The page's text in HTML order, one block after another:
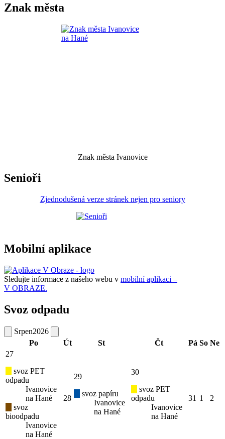
Znak města
Znak města Ivanovice
Senioři
Zjednodušená verze stránek nejen pro seniory
Mobilní aplikace
Sledujte informace z našeho webu v mobilní aplikaci –
V OBRAZE.
Svoz odpadu
Srpen2026
Po
Út St Čt Pá So Ne
27
svoz PET
odpadu
Ivanovice
na Hané
svoz
bioodpadu
Ivanovice
na Hané
28
29
svoz papíru
Ivanovice
na Hané
30
svoz PET
odpadu
Ivanovice
na Hané
31 1 2